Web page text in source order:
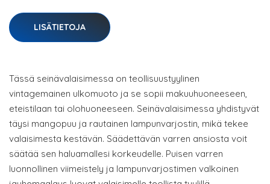
LISÄTIETOJA
Tässä seinävalaisimessa on teollisuustyylinen
vintagemainen ulkomuoto ja se sopii makuuhuoneeseen,
eteistilaan tai olohuoneeseen. Seinävalaisimessa yhdistyvät
täysi mangopuu ja rautainen lampunvarjostin, mikä tekee
valaisimesta kestävän. Säädettävän varren ansiosta voit
säätää sen haluamallesi korkeudelle. Puisen varren
luonnollinen viimeistely ja lampunvarjostimen valkoinen